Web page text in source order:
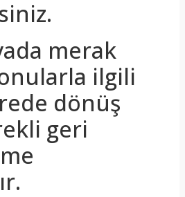
merak
ilgili
dönüş
geri